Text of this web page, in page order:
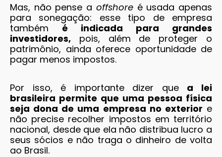
Mas, não pense a offshore é usada apenas
para sonegação: esse tipo de empresa
também é indicada para grandes
investidores, pois, além de proteger o
patrimônio, ainda oferece oportunidade de
pagar menos impostos.
Por isso, é importante dizer que a lei
brasileira permite que uma pessoa física
seja dona de uma empresa no exterior e
não precise recolher impostos em território
nacional, desde que ela não distribua lucro a
seus sócios e não traga o dinheiro de volta
ao Brasil.